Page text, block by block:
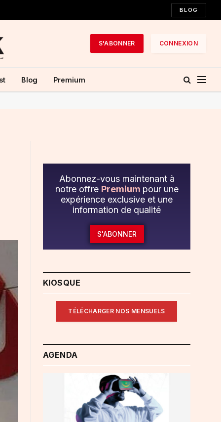
BLOG
S'ABONNER CONNEXION
Blog Premium
Abonnez-vous maintenant à
notre offre Premium pour une
expérience exclusive et une
information de qualité
S'ABONNER
KIOSQUE
TÉLÉCHARGER NOS MENSUELS
AGENDA